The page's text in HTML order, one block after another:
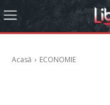
Acasă ECONOMIE